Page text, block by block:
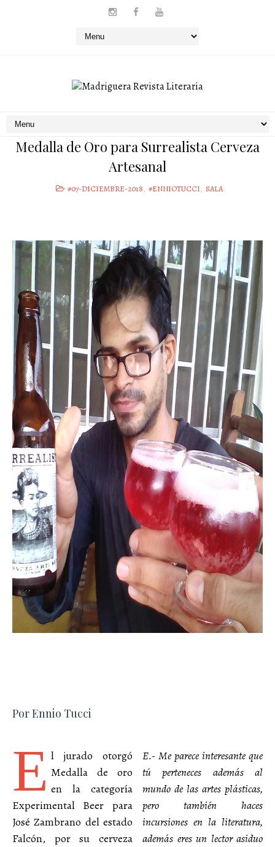
Medalla de Oro para Surrealista Cerveza
Artesanal
#07-DICIEMBRE-2018, #ENNIOTUCCI, SALA
Por Ennio Tucci
E l jurado otorgó
Medalla de oro
en la categoría
Experimental Beer para
José Zambrano del estado
Falcón, por su cerveza
E.- Me parece interesante que
tú perteneces además al
mundo de las artes plásticas,
pero también haces
incursiones en la literatura,
además eres un lector asiduo